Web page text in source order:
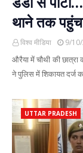
थाने तक
विश्व मीडिया 9/
औरैया में चौथी की छात्रा
ने पुलिस में शिकायत
UTTAR PRADESH